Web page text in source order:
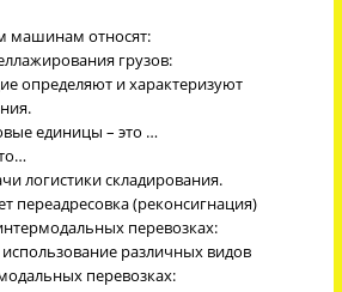
машинам относят:
грузов:
определяют и характеризуют
единицы – это …
логистики складирования.
переадресовка (реконсигнация)
перевозках:
различных видов
перевозках: